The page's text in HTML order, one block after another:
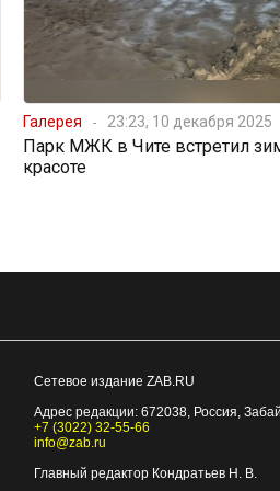
Галерея 23:23, 10 декабря 2025
Парк МЖК в Чите встретил
красоте
Сетевое издание ZAB.RU
Адрес редакции: 672038, Россия,
+7 (3022) 32-55-66
info@zab.ru
Главный редактор Кондратьев Н. В.